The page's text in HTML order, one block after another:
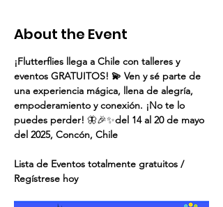
About the Event
¡Flutterflies llega a Chile con talleres y
eventos GRATUITOS! 💫 Ven y sé parte de
una experiencia mágica, llena de alegría,
empoderamiento y conexión. ¡No te lo
puedes perder! 🦋🎉✨del 14 al 20 de mayo
del 2025, Concón, Chile
Lista de Eventos totalmente gratuitos /
Regístrese hoy